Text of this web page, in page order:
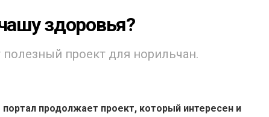
здоровья?
проект для норильчан.
продолжает проект, который интересен и